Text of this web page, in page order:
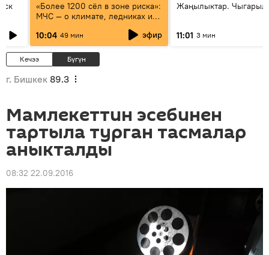
«Более 1200 сёл в зоне риска»:
МЧС — о климате, ледниках и
населения
10:04 49 мин эфир
Жаңылыктар.
11:01 3 мин
Кечээ Бүгүн
г. Бишкек 89.3
Мамлекеттин эсебинен
тартыла турган тасмалар
аныкталды
08:32 22.09.2016